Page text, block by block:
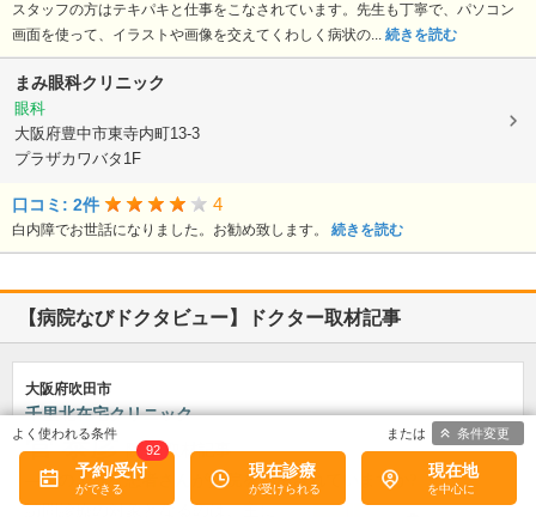
スタッフの方はテキパキと仕事をこなされています。先生も丁寧で、パソコン
画面を使って、イラストや画像を交えてくわしく病状の... 続きを読む
まみ眼科クリニック
眼科
大阪府豊中市東寺内町13-3
プラザカワバタ1F
口コミ: 2件 4
白内障でお世話になりました。お勧め致します。 続きを読む
【病院なびドクタビュー】ドクター取材記事
大阪府吹田市
千里北在宅クリニック
菅 泰彦院長 取材記事
どのような患者さんが貴院を利用されていますか?
訪問診療の対象となるのは、主に
予約/受付
92
現在診療 現在地
条件変更